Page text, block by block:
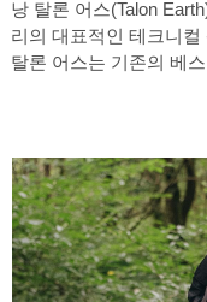
낭 탈론 어스(Talon
리의 대표적인 테크니컬 팩 라
탈론 어스는 기존의 베